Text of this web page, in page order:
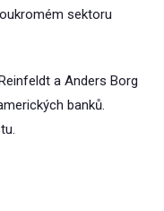
sektoru
a Anders Borg
banků.